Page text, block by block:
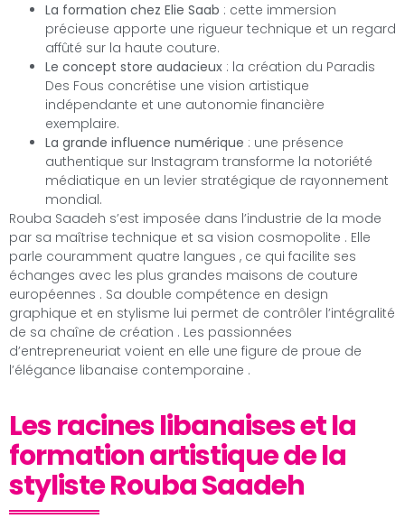
La formation chez Elie Saab : cette immersion
précieuse apporte une rigueur technique et un regard
affûté sur la haute couture.
Le concept store audacieux : la création du Paradis
Des Fous concrétise une vision artistique
indépendante et une autonomie financière
exemplaire.
La grande influence numérique : une présence
authentique sur Instagram transforme la notoriété
médiatique en un levier stratégique de rayonnement
mondial.
Rouba Saadeh s’est imposée dans l’industrie de la mode
par sa maîtrise technique et sa vision cosmopolite . Elle
parle couramment quatre langues , ce qui facilite ses
échanges avec les plus grandes maisons de couture
européennes . Sa double compétence en design
graphique et en stylisme lui permet de contrôler l’intégralité
de sa chaîne de création . Les passionnées
d’entrepreneuriat voient en elle une figure de proue de
l’élégance libanaise contemporaine .
Les racines libanaises et la
formation artistique de la
styliste Rouba Saadeh